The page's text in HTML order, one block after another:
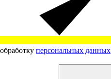
обработку персональных данных